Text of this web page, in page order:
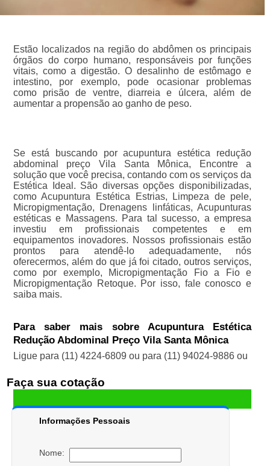
Estão localizados na região do abdômen os principais
órgãos do corpo humano, responsáveis por funções
vitais, como a digestão. O desalinho de estômago e
intestino, por exemplo, pode ocasionar problemas
como prisão de ventre, diarreia e úlcera, além de
aumentar a propensão ao ganho de peso.
Se está buscando por acupuntura estética redução
abdominal preço Vila Santa Mônica, Encontre a
solução que você precisa, contando com os serviços da
Estética Ideal. São diversas opções disponibilizadas,
como Acupuntura Estética Estrias, Limpeza de pele,
Micropigmentação, Drenagens linfáticas, Acupunturas
estéticas e Massagens. Para tal sucesso, a empresa
investiu em profissionais competentes e em
equipamentos inovadores. Nossos profissionais estão
prontos para atendê-lo adequadamente, nós
oferecermos, além do que já foi citado, outros serviços,
como por exemplo, Micropigmentação Fio a Fio e
Micropigmentação Retoque. Por isso, fale conosco e
saiba mais.
Para saber mais sobre Acupuntura Estética
Redução Abdominal Preço Vila Santa Mônica
Ligue para (11) 4224-6809 ou para (11) 94024-9886ou
Faça sua cotação
Informações Pessoais
Nome: